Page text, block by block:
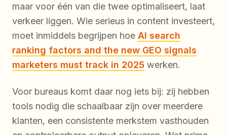
maar voor één van die twee optimaliseert, laat
verkeer liggen. Wie serieus in content investeert,
moet inmiddels begrijpen hoe AI search
ranking factors and the new GEO signals
marketers must track in 2025 werken.
Voor bureaus komt daar nog iets bij: zij hebben
tools nodig die schaalbaar zijn over meerdere
klanten, een consistente merkstem vasthouden